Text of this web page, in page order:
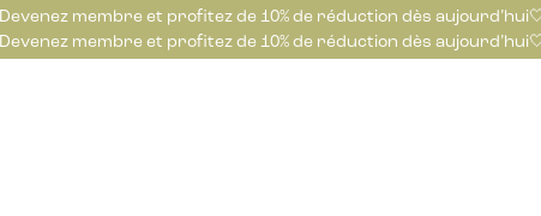
Devenez membre et profitez de 10% de réduction dès
Devenez membre et profitez de 10% de réduction dès